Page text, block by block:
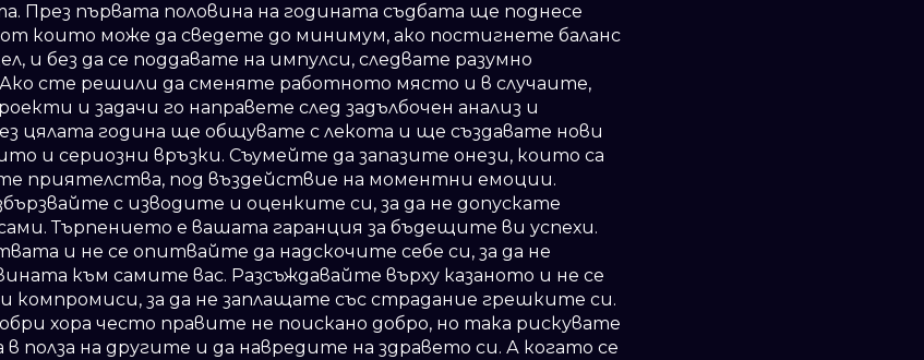
През първата половина на годината съдбата ще поднесе
които може да сведете до минимум, ако постигнете баланс
и без да се поддавате на импулси, следвате разумно
сте решили да сменяте работното място и в случаите,
и задачи го направете след задълбочен анализ и
цялата година ще общувате с лекота и ще създавате нови
и сериозни връзки. Съумейте да запазите онези, които са
приятелства, под въздействие на моментни емоции.
с изводите и оценките си, за да не допускате
Търпението е вашата гаранция за бъдещите ви успехи.
и не се опитвайте да надскочите себе си, за да не
към самите вас. Разсъждавайте върху казаното и не се
компромиси, за да не заплащате със страдание грешките си.
хора често правите не поискано добро, но така рискувате
полза на другите и да навредите на здравето си. А когато се